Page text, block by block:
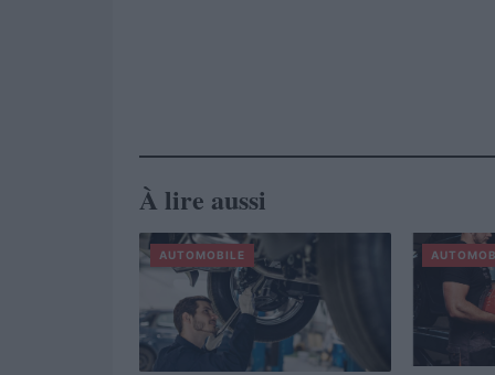
À lire aussi
AUTOMOBILE